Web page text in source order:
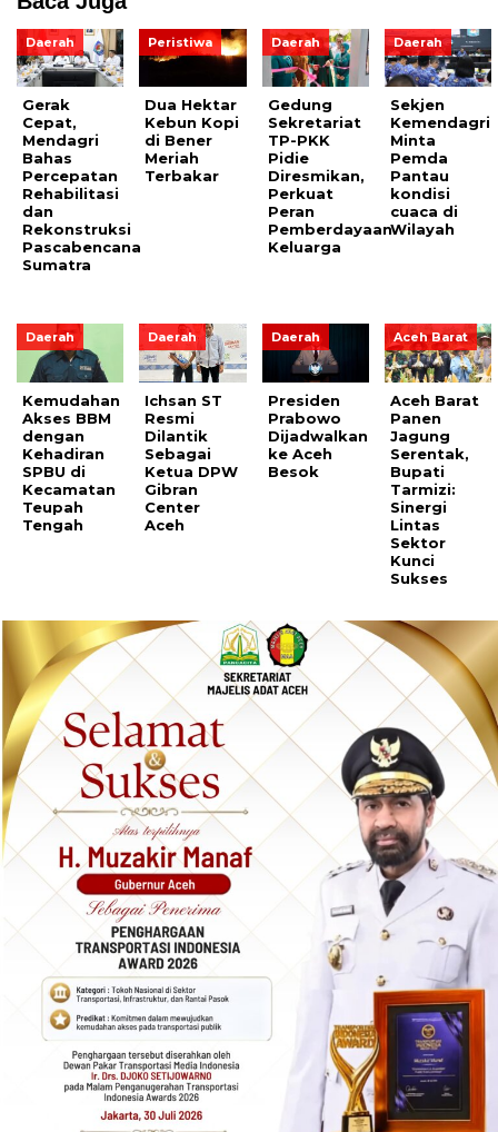
Daerah
Gerak
Cepat,
Mendagri
Bahas
Percepatan
Rehabilitasi
dan
Rekonstruksi
Pascabencana
Sumatra
Peristiwa
Dua Hektar
Kebun Kopi
di Bener
Meriah
Terbakar
Daerah
Gedung
Sekretariat
TP-PKK
Pidie
Diresmikan,
Perkuat
Peran
Pemberdayaan
Keluarga
Daerah
Sekjen
Kemendagri
Minta
Pemda
Pantau
kondisi
cuaca di
Wilayah
Daerah
Kemudahan
Akses BBM
dengan
Kehadiran
SPBU di
Kecamatan
Teupah
Tengah
Daerah
Ichsan ST
Resmi
Dilantik
Sebagai
Ketua DPW
Gibran
Center
Aceh
Daerah
Presiden
Prabowo
Dijadwalkan
ke Aceh
Besok
Aceh Barat
Aceh Barat
Panen
Jagung
Serentak,
Bupati
Tarmizi:
Sinergi
Lintas
Sektor
Kunci
Sukses